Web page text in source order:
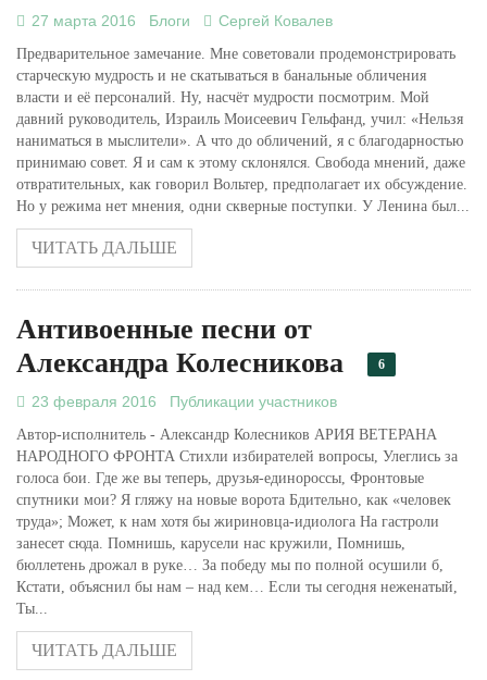
27 марта 2016 Блоги Сергей Ковалев
Предварительное замечание. Мне советовали продемонстрировать
старческую мудрость и не скатываться в банальные обличения
власти и её персоналий. Ну, насчёт мудрости посмотрим. Мой
давний руководитель, Израиль Моисеевич Гельфанд, учил: «Нельзя
наниматься в мыслители». А что до обличений, я с благодарностью
принимаю совет. Я и сам к этому склонялся. Свобода мнений, даже
отвратительных, как говорил Вольтер, предполагает их обсуждение.
Но у режима нет мнения, одни скверные поступки. У Ленина был...
ЧИТАТЬ ДАЛЬШЕ
Антивоенные песни от
Александра Колесникова
6
23 февраля 2016 Публикации участников
Автор-исполнитель - Александр Колесников АРИЯ ВЕТЕРАНА
НАРОДНОГО ФРОНТА Стихли избирателей вопросы, Улеглись за
голоса бои. Где же вы теперь, друзья-единороссы, Фронтовые
спутники мои? Я гляжу на новые ворота Бдительно, как «человек
труда»; Может, к нам хотя бы жириновца-идиолога На гастроли
занесет сюда. Помнишь, карусели нас кружили, Помнишь,
бюллетень дрожал в руке… За победу мы по полной осушили б,
Кстати, объяснил бы нам – над кем… Если ты сегодня неженатый,
Ты...
ЧИТАТЬ ДАЛЬШЕ